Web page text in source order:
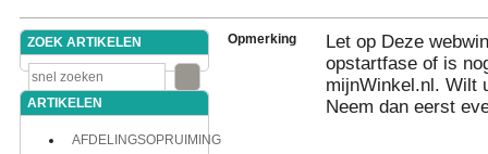
ZOEK ARTIKELEN
ARTIKELEN
AFDELINGSOPRUIMING
Opmerking
Let op Deze
opstartfase of is
mijnWinkel.nl. Wilt
Neem dan eerst